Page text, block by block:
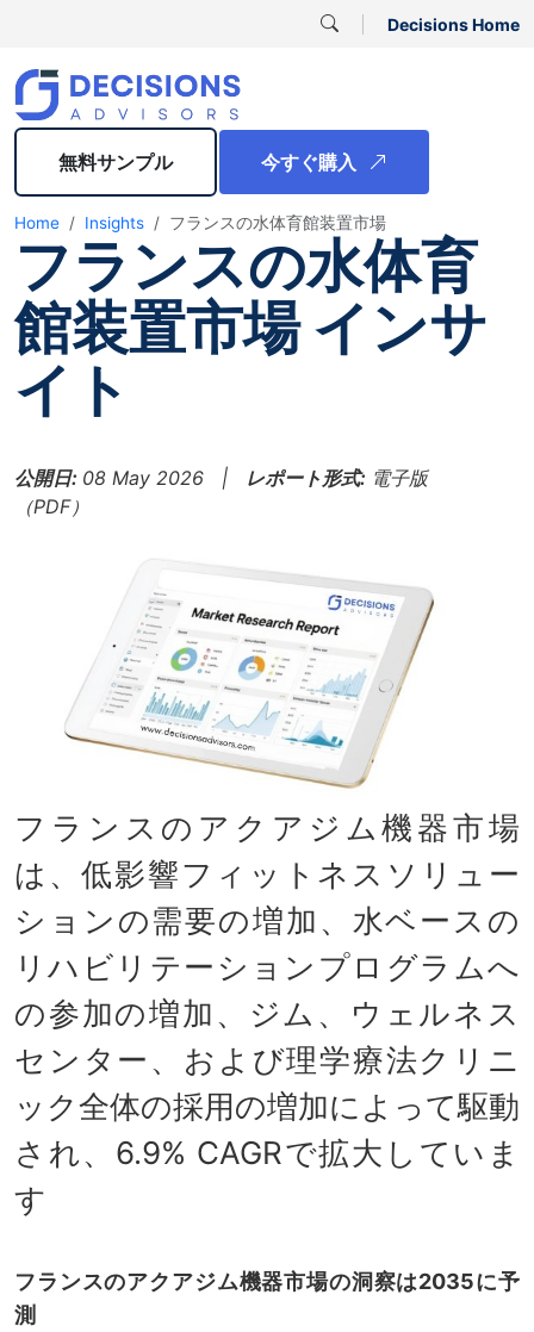
Decisions Home
無料サンプル 今すぐ購入
Home Insights フランスの水体育館装置市場
フランスの水体育
館装置市場 インサ
イト
公開日: 08 May 2026 | レポート形式: 電子版
（PDF）
フランスのアクアジム機器市場
は、低影響フィットネスソリュー
ションの需要の増加、水ベースの
リハビリテーションプログラムへ
の参加の増加、ジム、ウェルネス
センター、および理学療法クリニ
ック全体の採用の増加によって駆動
され、6.9% CAGRで拡大していま
す
フランスのアクアジム機器市場の洞察は2035に予
測